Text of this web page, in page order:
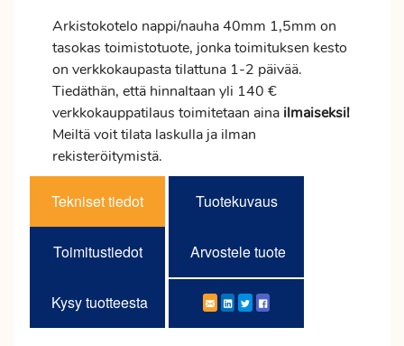
Arkistokotelo nappi/nauha 40mm 1,5mm on
tasokas toimistotuote, jonka toimituksen kesto
on verkkokaupasta tilattuna 1-2 päivää.
Tiedäthän, että hinnaltaan yli 140 €
verkkokauppatilaus toimitetaan aina ilmaiseksi!
Meiltä voit tilata laskulla ja ilman
rekisteröitymistä.
Tekniset tiedot Tuotekuvaus
Toimitustiedot Arvostele tuote
Kysy tuotteesta